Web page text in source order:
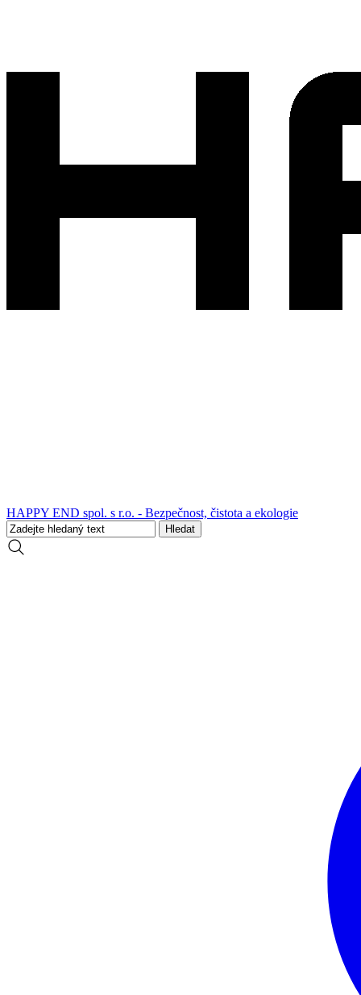
HAPPY END spol. s r.o. - Bezpečnost, čistota a ekologie